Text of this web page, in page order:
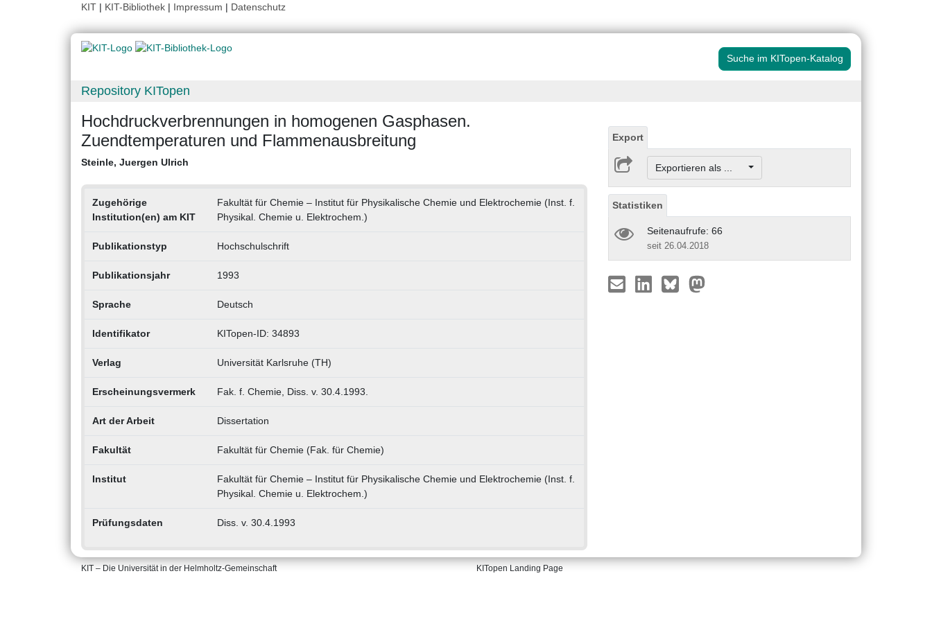
KIT | KIT-Bibliothek | Impressum | Datenschutz
Suche im KITopen-Katalog
Repository KITopen
Hochdruckverbrennungen in homogenen Gasphasen.
Zuendtemperaturen und Flammenausbreitung
Steinle, Juergen Ulrich
Zugehörige
Institution(en) am KIT
Fakultät für Chemie – Institut für Physikalische Chemie und Elektrochemie (Inst. f.
Physikal. Chemie u. Elektrochem.)
Publikationstyp Hochschulschrift
Publikationsjahr 1993
Sprache Deutsch
Identifikator KITopen-ID: 34893
Verlag Universität Karlsruhe (TH)
Erscheinungsvermerk Fak. f. Chemie, Diss. v. 30.4.1993.
Art der Arbeit Dissertation
Fakultät Fakultät für Chemie (Fak. für Chemie)
Institut
Fakultät für Chemie – Institut für Physikalische Chemie und Elektrochemie (Inst. f.
Physikal. Chemie u. Elektrochem.)
Prüfungsdaten Diss. v. 30.4.1993
Export
Exportieren als ...
Statistiken
Seitenaufrufe: 66
seit 26.04.2018
KIT – Die Universität in der Helmholtz-Gemeinschaft KITopen Landing Page